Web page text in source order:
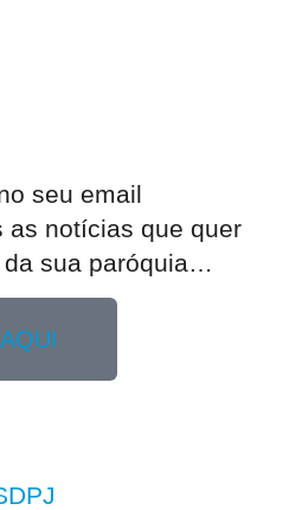
seu email​
as notícias que quer
sua paróquia…